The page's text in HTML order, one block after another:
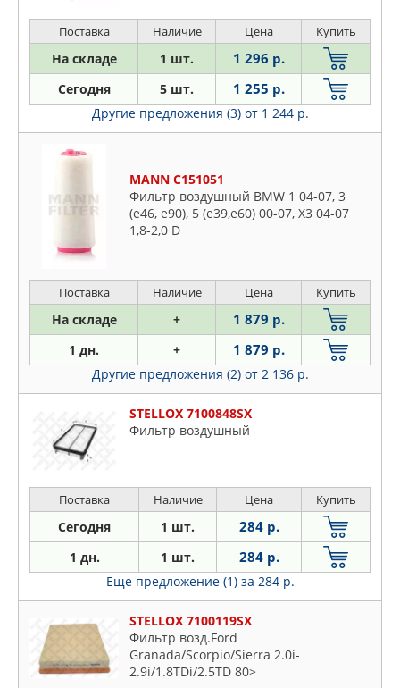
Поставка Наличие Цена Купить
На складе 1 шт. 1 296 р.
Сегодня 5 шт. 1 255 р.
Другие предложения (3) от 1 244 р.
MANN C151051
Фильтр воздушный BMW 1 04-07, 3
(e46, e90), 5 (e39,e60) 00-07, X3 04-07
1,8-2,0 D
Поставка Наличие Цена Купить
На складе + 1 879 р.
1 дн. + 1 879 р.
Другие предложения (2) от 2 136 р.
STELLOX 7100848SX
Фильтр воздушный
Поставка Наличие Цена Купить
Сегодня 1 шт. 284 р.
1 дн. 1 шт. 284 р.
Еще предложение (1) за 284 р.
STELLOX 7100119SX
Фильтр возд.Ford
Granada/Scorpio/Sierra 2.0i-
2.9i/1.8TDi/2.5TD 80>